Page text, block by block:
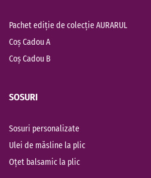
Pachet ediție de colecție AURARUL
Coș Cadou A
Coș Cadou B
SOSURI
Sosuri personalizate
Ulei de măsline la plic
Oțet balsamic la plic